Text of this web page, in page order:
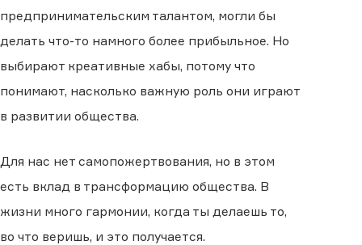
предпринимательским талантом, могли бы
делать что-то намного более прибыльное. Но
выбирают креативные хабы, потому что
понимают, насколько важную роль они играют
в развитии общества.
Для нас нет самопожертвования, но в этом
есть вклад в трансформацию общества. В
жизни много гармонии, когда ты делаешь то,
во что веришь, и это получается.